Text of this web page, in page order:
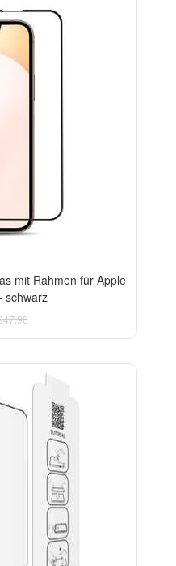
mit Rahmen für Apple
schwarz